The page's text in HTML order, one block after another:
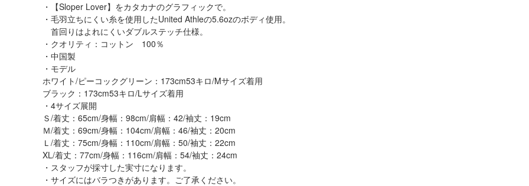
・【Sloper Lover】をカタカナのグラフィックで。
・毛羽立ちにくい糸を使用したUnited Athleの5.6ozのボディ使用。
首回りはよれにくいダブルステッチ仕様。
・クオリティ：コットン 100％
・中国製
・モデル
ホワイト/ピーコックグリーン：173cm53キロ/Mサイズ着用
ブラック：173cm53キロ/Lサイズ着用
・4サイズ展開
Ｓ/着丈：65cm/身幅：98cm/肩幅：42/袖丈：19cm
Ｍ/着丈：69cm/身幅：104cm/肩幅：46/袖丈：20cm
Ｌ/着丈：75cm/身幅：110cm/肩幅：50/袖丈：22cm
XL/着丈：77cm/身幅：116cm/肩幅：54/袖丈：24cm
・スタッフが採寸した実寸になります。
・サイズにはバラつきがあります。ご了承ください。